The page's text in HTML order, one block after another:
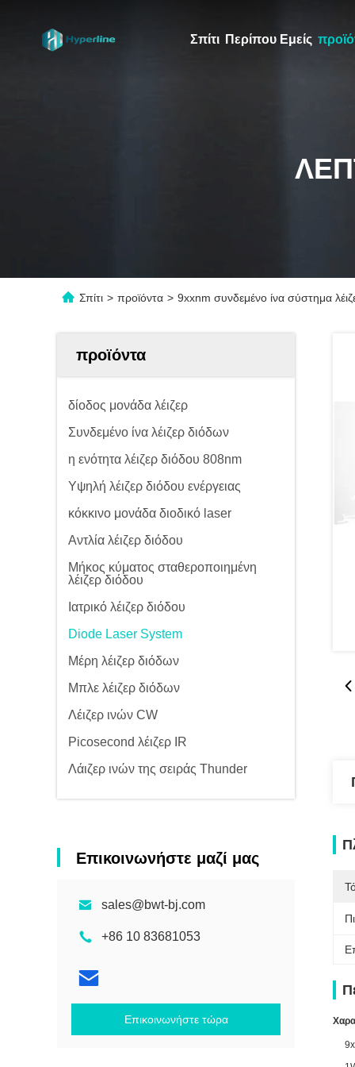
Σπίτι Περίπου Εμείς
Σπίτι > προϊόντα > 9xxnm συνδεμένο ίνα σύστημα
προϊόντα
δίοδος μονάδα λέιζερ
Συνδεμένο ίνα λέιζερ διόδων
η ενότητα λέιζερ διόδου 808nm
Υψηλή λέιζερ διόδου ενέργειας
κόκκινο μονάδα διοδικό laser
Αντλία λέιζερ διόδου
Μήκος κύματος σταθεροποιημένη
λέιζερ διόδου
Ιατρικό λέιζερ διόδου
Diode Laser System
Μέρη λέιζερ διόδων
Μπλε λέιζερ διόδων
Λέιζερ ινών CW
Picosecond λέιζερ IR
Λάιζερ ινών της σειράς Thunder
Επικοινωνήστε μαζί μας
sales@bwt-bj.com
+86 10 83681053
Επικοινωνήστε τώρα